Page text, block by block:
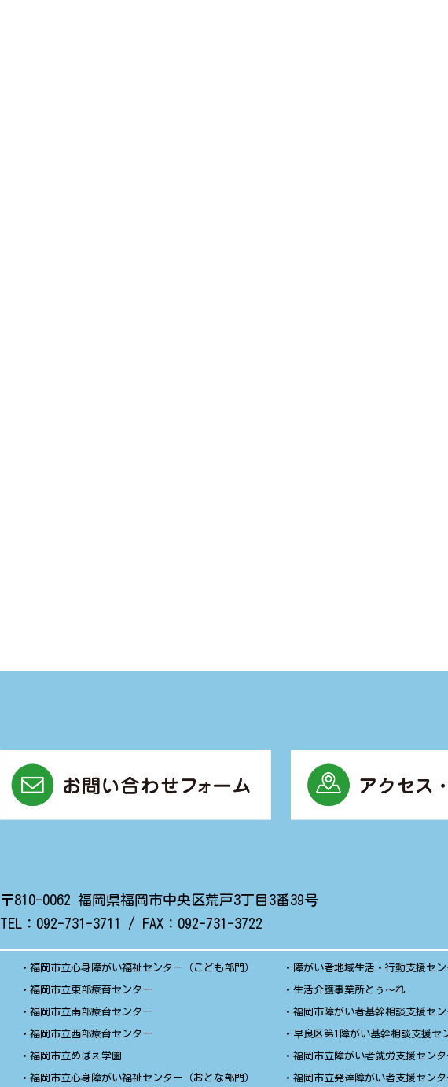
〒810-0062 福岡県福岡市中央区荒戸3丁目3番39号
TEL： 092-731-3711 / FAX： 092-731-3722
・ 福岡市立心身障がい福祉センター（こども部門） ・ 障がい者地域生活・行動支援セ
・ 福岡市立東部療育センター ・ 生活介護事業所とぅ〜れ
・ 福岡市立南部療育センター ・ 福岡市障がい者基幹相談支援セン
・ 福岡市立西部療育センター ・ 早良区第1障がい基幹相談支援セ
・ 福岡市立めばえ学園 ・ 福岡市立障がい者就労支援センタ
・ 福岡市立心身障がい福祉センター（おとな部門） ・ 福岡市立発達障がい者支援セン